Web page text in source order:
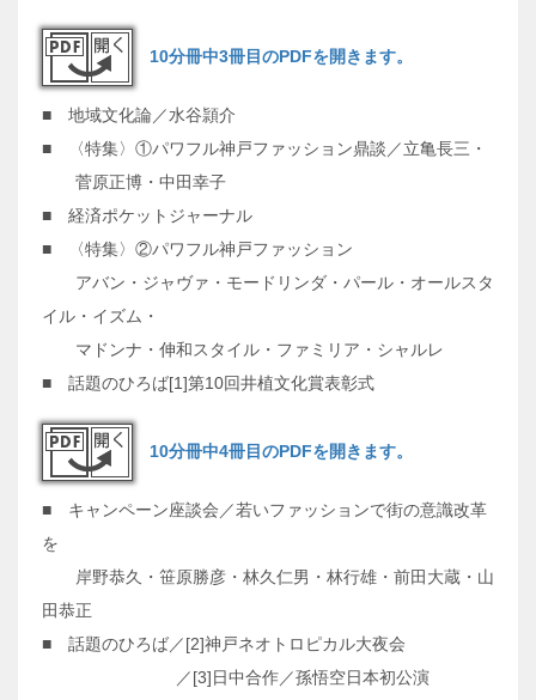
10分冊中3冊目のPDFを開きます。
■ 地域文化論／水谷頴介
■ 〈特集〉①パワフル神戸ファッション鼎談／立亀長三・
菅原正博・中田幸子
■ 経済ポケットジャーナル
■ 〈特集〉②パワフル神戸ファッション
アバン・ジャヴァ・モードリンダ・パール・オールスタ
イル・イズム・
マドンナ・伸和スタイル・ファミリア・シャルレ
■ 話題のひろば[1]第10回井植文化賞表彰式
10分冊中4冊目のPDFを開きます。
■ キャンペーン座談会／若いファッションで街の意識改革
を
岸野恭久・笹原勝彦・林久仁男・林行雄・前田大蔵・山
田恭正
■ 話題のひろば／[2]神戸ネオトロピカル大夜会
／[3]日中合作／孫悟空日本初公演